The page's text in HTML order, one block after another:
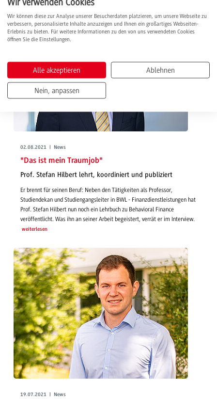
02.08.2021 | News
"Das ist mein Traumjob"
Prof. Stefan Hilbert lehrt, koordiniert und publiziert
Er brennt für seinen Beruf: Neben den Tätigkeiten als Professor,
Studiendekan und Studiengangsleiter in BWL - Finanzdienstleistungen hat
Prof. Stefan Hilbert nun noch ein Lehrbuch zu Behavioral Finance
veröffentlicht. Was ihn an seiner Arbeit begeistert, verrät er im Interview.
weiterlesen
19.07.2021 | News
Wir können diese zur Analyse unserer Besucherdaten platzieren, um unsere Webseite zu
verbessern, personalisierte Inhalte anzuzeigen und Ihnen ein großartiges Webseiten-
Erlebnis zu bieten. Für weitere Informationen zu den von uns verwendeten Cookies
öffnen Sie die Einstellungen.
Alle akzeptieren Ablehnen
Nein, anpassen